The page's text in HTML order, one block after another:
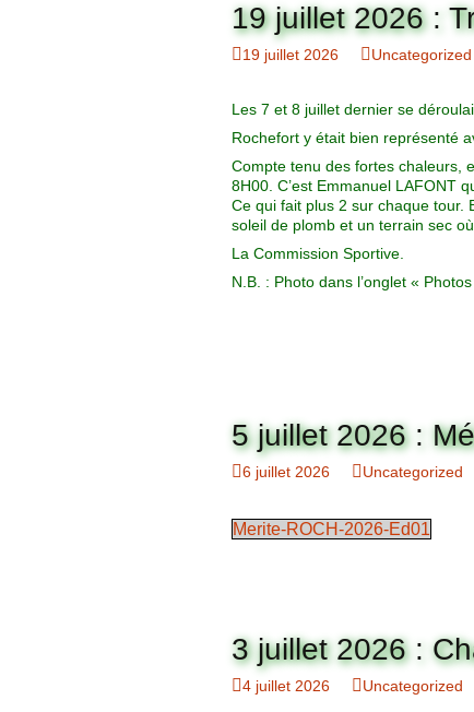
19 juillet 2026 :
19 juillet 2026 Uncategorized
Les 7 et 8 juillet dernier se
Rochefort y était bien représenté
Compte tenu des fortes chaleurs,
8H00. C’est Emmanuel LAFONT
Ce qui fait plus 2 sur chaque tour.
soleil de plomb et un terrain sec
La Commission Sportive.
N.B. : Photo dans l’onglet «
5 juillet 2026 :
6 juillet 2026 Uncategorized
Merite-ROCH-2026-Ed01
3 juillet 2026 :
4 juillet 2026 Uncategorized